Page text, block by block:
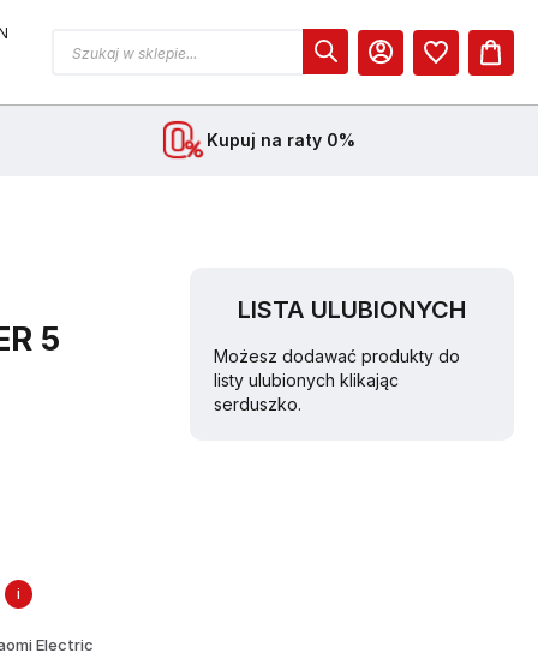
MOJE KONTO
Kupuj na raty 0%
5
i
Electric
LISTA ULUBIONYCH
Możesz dodawać produkty do
listy ulubionych klikając
serduszko.